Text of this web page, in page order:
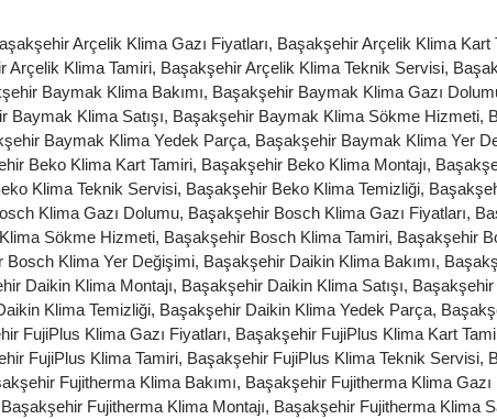
Arçelik Klima Gazı Fiyatları, Başakşehir Arçelik Klima Kart
Arçelik Klima Tamiri, Başakşehir Arçelik Klima Teknik Servisi,
Baymak Klima Bakımı, Başakşehir Baymak Klima Gazı
Baymak Klima Satışı, Başakşehir Baymak Klima Sökme Hizmeti,
Baymak Klima Yedek Parça, Başakşehir Baymak Klima Yer
Beko Klima Kart Tamiri, Başakşehir Beko Klima Montajı,
Klima Teknik Servisi, Başakşehir Beko Klima Temizliği,
Klima Gazı Dolumu, Başakşehir Bosch Klima Gazı Fiyatları,
Sökme Hizmeti, Başakşehir Bosch Klima Tamiri, Başakşehir
Bosch Klima Yer Değişimi, Başakşehir Daikin Klima Bakımı,
Daikin Klima Montajı, Başakşehir Daikin Klima Satışı,
Klima Temizliği, Başakşehir Daikin Klima Yedek Parça,
FujiPlus Klima Gazı Fiyatları, Başakşehir FujiPlus Klima Kart
FujiPlus Klima Tamiri, Başakşehir FujiPlus Klima Teknik Servisi,
Fujitherma Klima Bakımı, Başakşehir Fujitherma Klima Gazı
Başakşehir Fujitherma Klima Montajı, Başakşehir Fujitherma Klima